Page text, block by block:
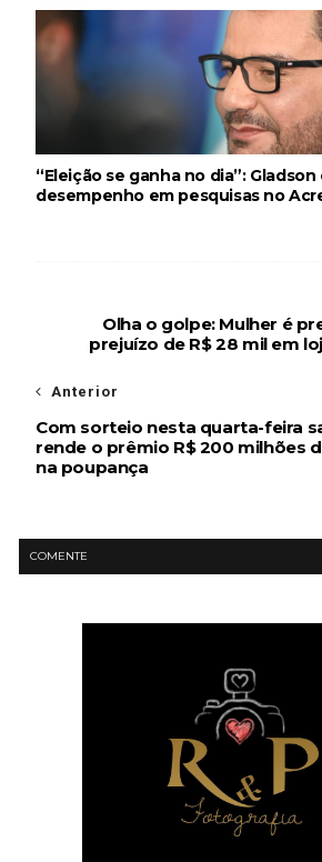
“Eleição se ganha no dia”:
desempenho em pesquisas no
Olha o golpe: Mulher é
prejuízo de R$ 28 mil em
Anterior
Com sorteio nesta quarta-feira
rende o prêmio R$ 200 milhões
na poupança
COMENTE